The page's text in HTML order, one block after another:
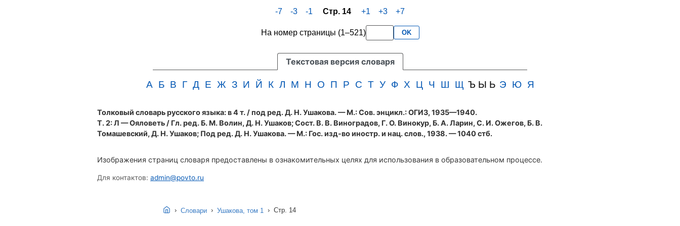
-7 -3 -1 Стр. 14 +1 +3 +7
На номер страницы (1–521) OK
Текстовая версия словаря
А Б В Г Д Е Ж З И Й К Л М Н О П Р С Т У Ф Х Ц Ч Ш Щ Ъ Ы Ь Э Ю Я
Толковый словарь русского языка: в 4 т. / под ред. Д. Н. Ушакова. — М.: Сов. энцикл.: ОГИЗ, 1935—1940.
Т. 2: Л — Ояловеть / Гл. ред. Б. М. Волин, Д. Н. Ушаков; Сост. В. В. Виноградов, Г. О. Винокур, Б. А. Ларин, С. И. Ожегов, Б. В.
Томашевский, Д. Н. Ушаков; Под ред. Д. Н. Ушакова. — М.: Гос. изд-во иностр. и нац. слов., 1938. — 1040 стб.
Изображения страниц словаря предоставлены в ознакомительных целях для использования в образовательном процессе.
Для контактов: admin@povto.ru
› Словари › Ушакова, том 1 › Стр. 14